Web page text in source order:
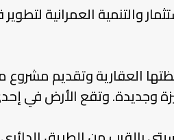
العقارية وتقديم مشروع
وجديدة. وتقع الأرض في